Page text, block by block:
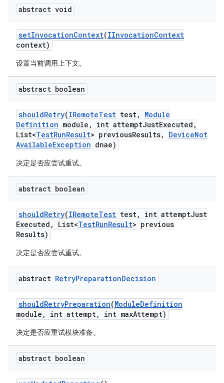
abstract void
setInvocationContext(IInvocationContext
context)
设置当前调用上下文。
abstract boolean
shouldRetry(IRemoteTest test,
Module
Definition module , int attemptJustExecuted ,
List<TestRunResult> previousResults, DeviceNot
AvailableException dnae)
决定是否应尝试重试。
abstract boolean
shouldRetry(IRemoteTest test, int attemptJust
Executed , List<TestRunResult> previous
Results)
决定是否应尝试重试。
abstract RetryPreparationDecision
shouldRetryPreparation(ModuleDefinition
module , int attempt, int maxAttempt)
决定是否应重试模块准备。
abstract boolean